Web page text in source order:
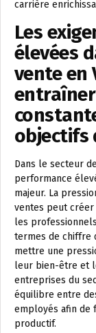
carrière
Les
élevées
vente en
objectifs
Dans le secteur
performance
majeur. La
ventes peut
les
termes de chiffre
mettre une
leur bien-être et
entreprises du
équilibre entre
employés afin de
productif.